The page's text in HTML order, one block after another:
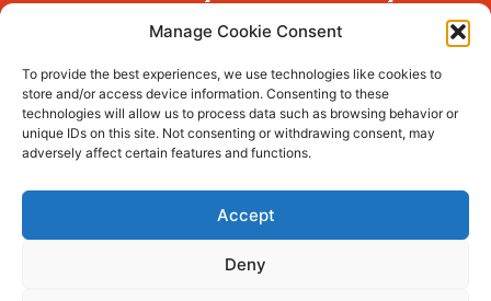
Manage Cookie Consent
To provide the best experiences, we use technologies like cookies to
store and/or access device information. Consenting to these
technologies will allow us to process data such as browsing behavior or
unique IDs on this site. Not consenting or withdrawing consent, may
adversely affect certain features and functions.
Accept
Deny
Podlech, il Cile lo ha condannato
all’ergastolo
Era ubriaca…
© tagDiv - All rights reserved. Made with